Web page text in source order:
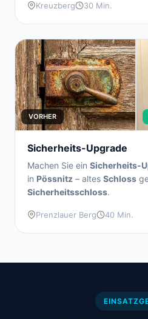
Kreuzberg 30 Min.
VORHER
Sicherheits-Upgrade
Machen Sie ein Sicherheits-
in Pössnitz – altes Schloss
Sicherheitsschloss.
Prenzlauer Berg 40 Min.